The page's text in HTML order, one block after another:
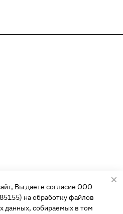
Вы даете согласие ООО
на обработку файлов
данных, собираемых в том